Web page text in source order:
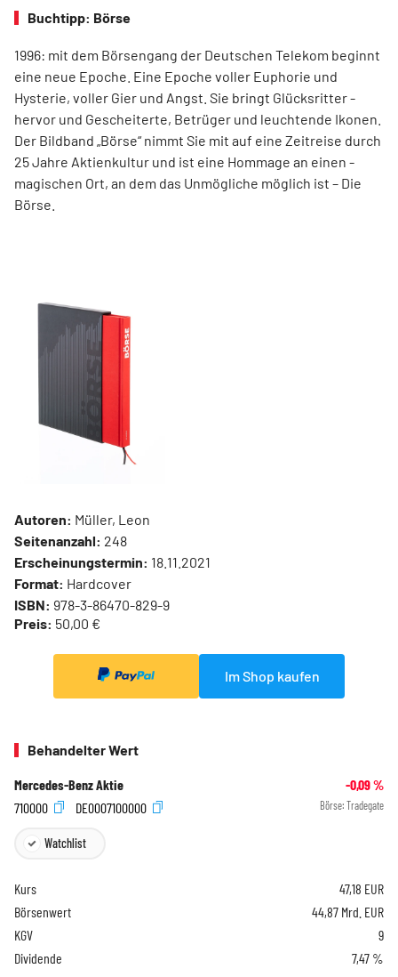
Buchtipp: Börse
1996: mit dem ­Börsen­­gang der Deutschen Telekom ­beginnt
eine neue ­Epoche. Eine Epoche voller ­Euphorie und
Hysterie, ­voller Gier und Angst. Sie bringt Glücksritter ­
hervor und ­Gescheiterte, ­Betrüger und leuchtende Ikonen.
Der Bildband ­„Börse“ nimmt Sie mit auf eine Zeit­reise durch
25 Jahre Aktienkultur und ist eine Hommage an ­einen ­
magischen Ort, an dem das Unmögliche ­möglich ist – Die
Börse.
Autoren: Müller, Leon
Seitenanzahl: 248
Erscheinungstermin: 18.11.2021
Format: Hardcover
ISBN: 978-3-86470-829-9
Preis: 50,00 €
Im Shop kaufen
Behandelter Wert
Mercedes-Benz Aktie -0,09%
710000
DE0007100000 Börse: Tradegate
Watchlist
Kurs 47,18 EUR
Börsenwert
44,87 Mrd. EUR
KGV
9
Dividende
7,47 %